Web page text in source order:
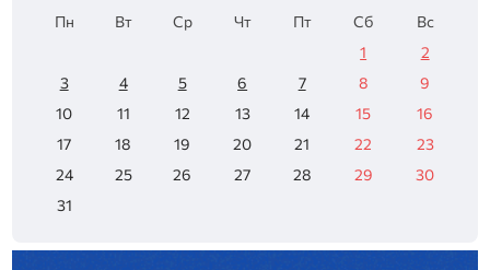
Пн Вт Ср Чт Пт Сб
Вс
1
2
3
4 5 6 7 8
9
10
11 12 13 14 15
16
17
18 19 20 21 22
23
24
25 26 27 28 29
30
31